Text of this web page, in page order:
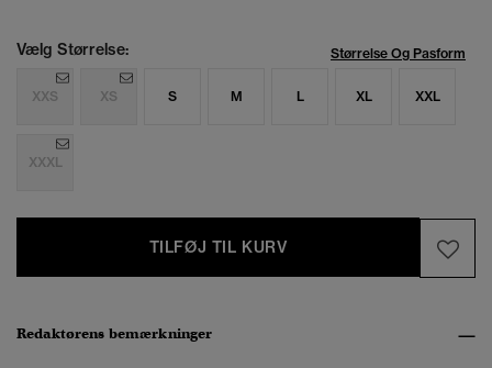
Vælg Størrelse: Størrelse Og Pasform
XXS XS S M L XL XXL
XXXL
TILFØJ TIL KURV
Redaktørens bemærkninger